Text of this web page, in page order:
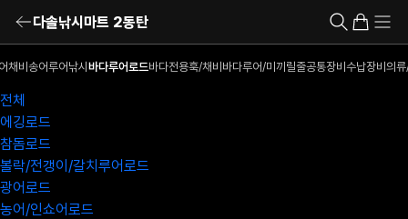
다솔낚시마트 2동탄
채비 송어루어낚시 바다루어로드바다전용훅/채비 바다루어/미끼 릴줄공통장비 수납장비 의
전체
에깅로드
참돔로드
볼락/전갱이/갈치루어로드
광어로드
농어/인쇼어로드